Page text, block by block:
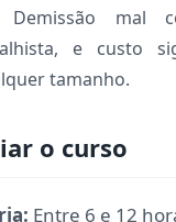
Demissão mal
e custo
tamanho.
o curso
Entre 6 e 12